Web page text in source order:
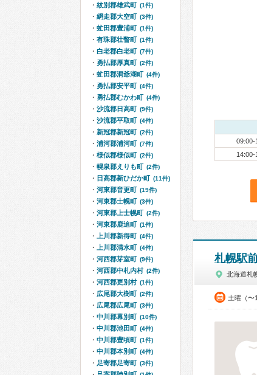
09:00-
14:00-
札幌駅
北海道札
土曜（〜
紋別郡雄武町 (1件)
網走郡大空町 (3件)
虻田郡豊浦町 (1件)
有珠郡壮瞥町 (1件)
白老郡白老町 (7件)
勇払郡厚真町 (2件)
虻田郡洞爺湖町 (4件)
勇払郡安平町 (4件)
勇払郡むかわ町 (4件)
沙流郡日高町 (9件)
沙流郡平取町 (4件)
新冠郡新冠町 (2件)
浦河郡浦河町 (7件)
様似郡様似町 (2件)
幌泉郡えりも町 (2件)
日高郡新ひだか町 (11件)
河東郡音更町 (19件)
河東郡士幌町 (3件)
河東郡上士幌町 (2件)
河東郡鹿追町 (1件)
上川郡新得町 (4件)
上川郡清水町 (4件)
河西郡芽室町 (9件)
河西郡中札内村 (2件)
河西郡更別村 (1件)
広尾郡大樹町 (2件)
広尾郡広尾町 (3件)
中川郡幕別町 (10件)
中川郡池田町 (4件)
中川郡豊頃町 (1件)
中川郡本別町 (4件)
足寄郡足寄町 (3件)